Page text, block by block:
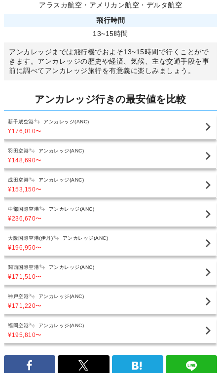
アラスカ航空 ・ アメリカン航空 ・ デルタ航空
飛行時間
13~15時間
アンカレッジまでは飛行機でおよそ13~15時間で行くことがで
きます。アンカレッジの歴史や経済、気候、主な交通手段を事
前に調べてアンカレッジ旅行を有意義に楽しみましょう。
アンカレッジ行きの最安値を比較
新千歳空港 アンカレッジ(ANC)
¥176,010〜
羽田空港 アンカレッジ(ANC)
¥148,690〜
成田空港 アンカレッジ(ANC)
¥153,150〜
中部国際空港 アンカレッジ(ANC)
¥236,670〜
大阪国際空港(伊丹) アンカレッジ(ANC)
¥196,950〜
関西国際空港 アンカレッジ(ANC)
¥171,510〜
神戸空港 アンカレッジ(ANC)
¥171,220〜
福岡空港 アンカレッジ(ANC)
¥195,810〜